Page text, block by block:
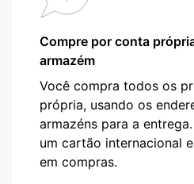
Compre por conta
armazém
Você compra todos os
própria, usando os
armazéns para a
um cartão internacional
em compras.